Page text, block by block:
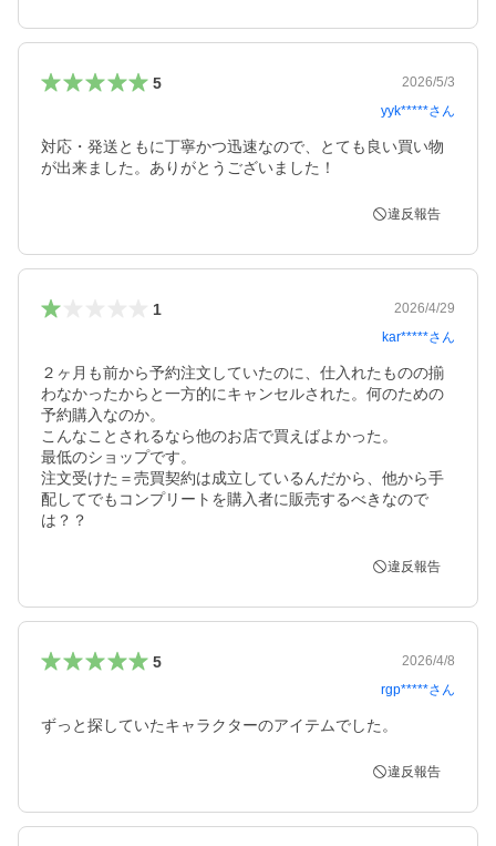
5
2026/5/3
yyk*****さん
対応・発送ともに丁寧かつ迅速なので、とても良い買い物
が出来ました。ありがとうございました！
違反報告
1
2026/4/29
kar*****さん
２ヶ月も前から予約注文していたのに、仕入れたものの揃
わなかったからと一方的にキャンセルされた。何のための
予約購入なのか。
こんなことされるなら他のお店で買えばよかった。
最低のショップです。
注文受けた＝売買契約は成立しているんだから、他から手
配してでもコンプリートを購入者に販売するべきなので
は？？
違反報告
5
2026/4/8
rgp*****さん
違反報告